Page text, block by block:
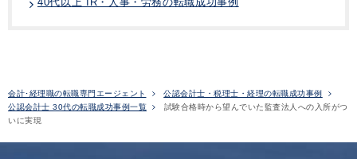
会計･経理職の転職専門エージェント
公認会計士・税理士・経理の転職成功事例
公認会計士 30代の転職成功事例一覧
試験合格時から望んでいた監査法人への入所がつ
いに実現